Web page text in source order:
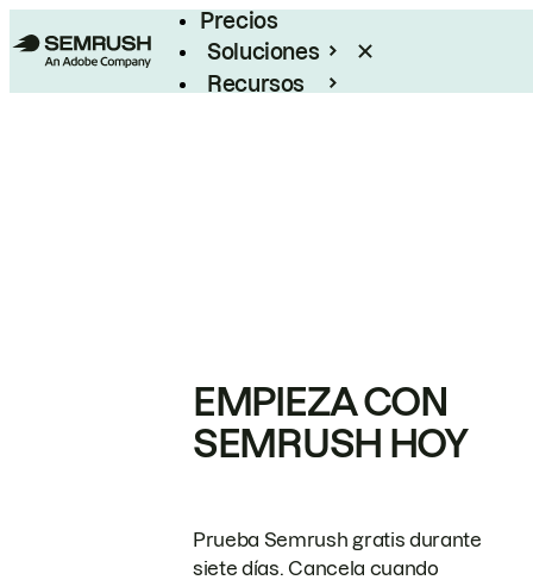
Precios
Soluciones
Recursos
EMPIEZA CON
SEMRUSH HOY
Prueba Semrush gratis durante
siete días. Cancela cuando